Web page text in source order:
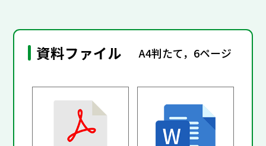
資料ファイル A4判たて，6ページ